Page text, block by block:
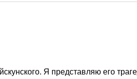
Я представляю его